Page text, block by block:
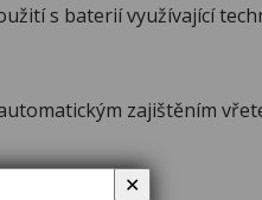
s baterií využívající
zajištěním
obsluhy.
✕